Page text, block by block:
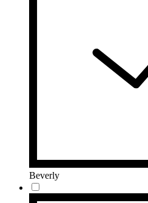
Beverly